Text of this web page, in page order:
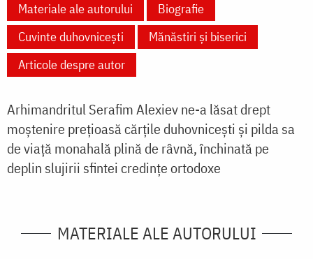
Materiale ale autorului
Biografie
Cuvinte duhovnicești
Mănăstiri și biserici
Articole despre autor
Arhimandritul Serafim Alexiev ne-a lăsat drept
moștenire prețioasă cărţile duhovnicești şi pilda sa
de viaţă monahală plină de râvnă, închinată pe
deplin slujirii sfintei credinţe ortodoxe
MATERIALE ALE AUTORULUI